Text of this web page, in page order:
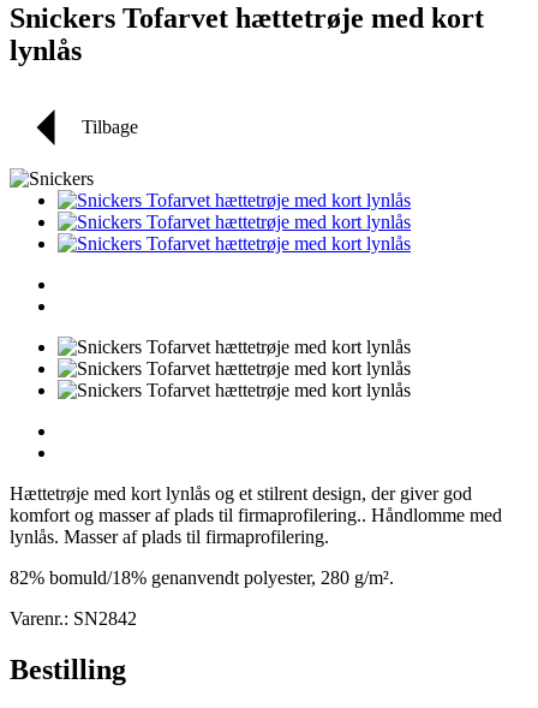
Snickers Tofarvet hættetrøje med kort
lynlås
Tilbage
Hættetrøje med kort lynlås og et stilrent design, der giver god
komfort og masser af plads til firmaprofilering.. Håndlomme med
lynlås. Masser af plads til firmaprofilering.
82% bomuld/18% genanvendt polyester, 280 g/m².
Varenr.: SN2842
Bestilling